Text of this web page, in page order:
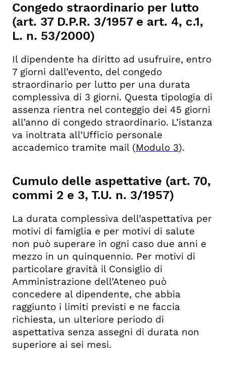
Congedo straordinario per lutto
(art. 37 D.P.R. 3/1957 e art. 4, c.1,
L. n. 53/2000)
Il dipendente ha diritto ad usufruire, entro
7 giorni dall’evento, del congedo
straordinario per lutto per una durata
complessiva di 3 giorni. Questa tipologia di
assenza rientra nel conteggio dei 45 giorni
all’anno di congedo straordinario. L’istanza
va inoltrata all’Ufficio personale
accademico tramite mail (Modulo 3).
Cumulo delle aspettative (art. 70,
commi 2 e 3, T.U. n. 3/1957)
La durata complessiva dell’aspettativa per
motivi di famiglia e per motivi di salute
non può superare in ogni caso due anni e
mezzo in un quinquennio. Per motivi di
particolare gravità il Consiglio di
Amministrazione dell’Ateneo può
concedere al dipendente, che abbia
raggiunto i limiti previsti e ne faccia
richiesta, un ulteriore periodo di
aspettativa senza assegni di durata non
superiore ai sei mesi.